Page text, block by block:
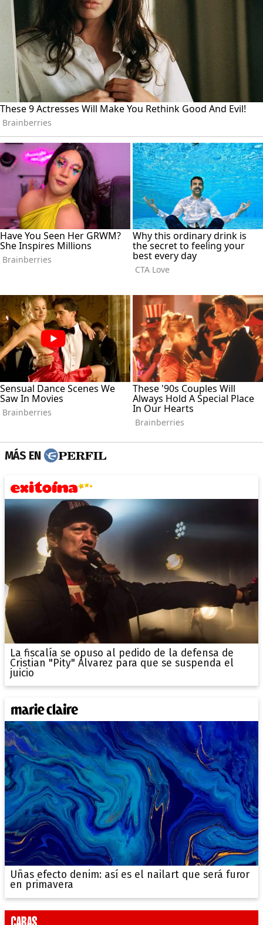
MÁS EN
La fiscalía se opuso al pedido de la defensa de
Cristian "Pity" Álvarez para que se suspenda el
juicio
Uñas efecto denim: así es el nailart que será furor
en primavera